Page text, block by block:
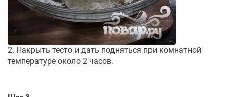
2. Накрыть тесто и дать подняться при комнатной
температуре около 2 часов.